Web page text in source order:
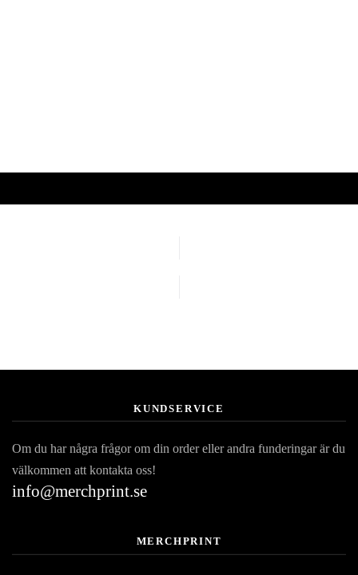
KUNDSERVICE
Om du har några frågor om din order eller andra funderingar är du
välkommen att kontakta oss!
info@merchprint.se
MERCHPRINT